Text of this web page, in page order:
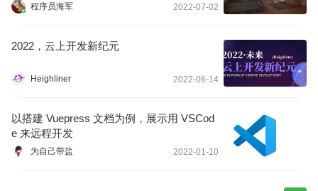
程序员海军 2022-07-02
2022，云上开发新纪元
Heighliner 2022-06-14
以搭建 Vuepress 文档为例，展示用 VSCod
e 来远程开发
为自己带盐 2022-01-10